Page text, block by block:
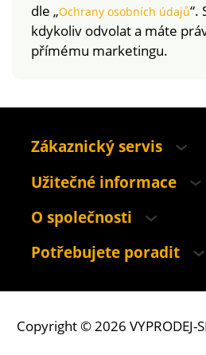
dle „Ochrany osobních údajů“.
kdykoliv odvolat a máte
přímému marketingu.
Zákaznický servis
Užitečné informace
O společnosti
Potřebujete poradit
Copyright © 2026 VYPRODEJ-